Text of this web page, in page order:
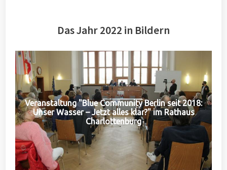
Das Jahr 2022 in Bildern
Veranstaltung "Blue Community Berlin seit 2018:
Unser Wasser – Jetzt alles klar?" im Rathaus
Charlottenburg